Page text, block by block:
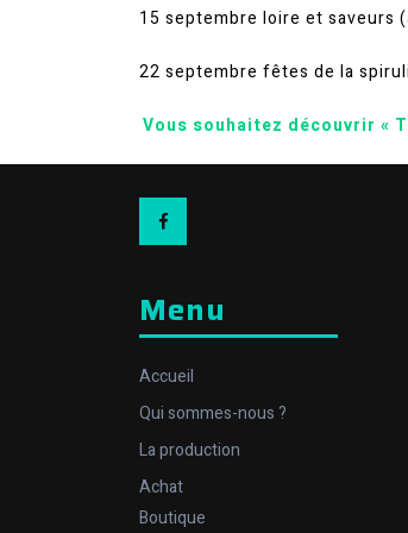
15 septembre loire et saveurs
22 septembre fêtes de la
Vous souhaitez découvrir «
Menu
Accueil
Qui sommes-nous ?
La production
Achat
Boutique